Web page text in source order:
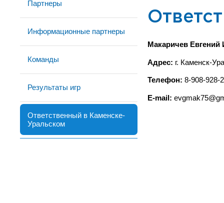
Партнеры
Информационные партнеры
Команды
Результаты игр
Ответственный в Каменске-
Уральском
Макаричев Евгений
Адрес: г. Каменск-
Телефон: 8-908-928-
E-mail: